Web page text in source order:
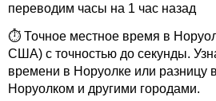
переводим часы на 1 час назад
⏱ Точное местное время в
США) с точностью до секунды.
времени в Норуолке или разницу
Норуолком и другими городами.